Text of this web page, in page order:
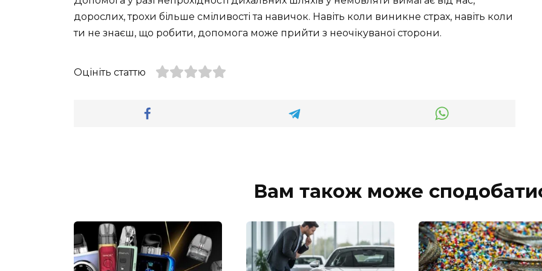
дорослих, трохи більше сміливості та навичок. Навіть коли виникне страх, навіть коли
ти не знаєш, що робити, допомога може прийти з неочікуваної сторони.
Оцініть статтю
Вам також може